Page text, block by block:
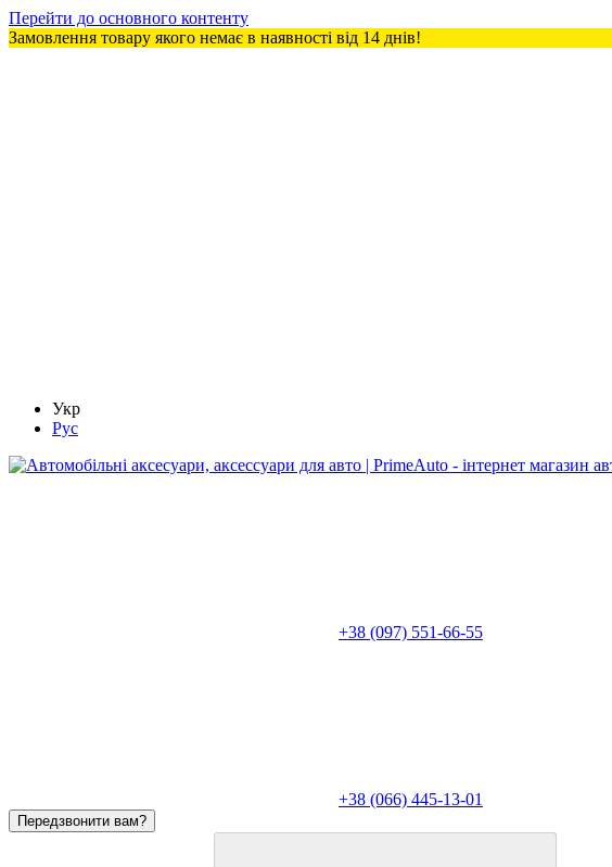
Перейти до основного контенту
Замовлення товару якого немає в наявності від 14 днів!
Укр
Рус
+38 (097) 551-66-55
+38 (066) 445-13-01
Передзвонити вам?